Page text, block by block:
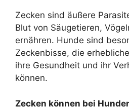
Zecken sind äußere
Blut von Säugetieren,
ernähren. Hunde sind
Zeckenbisse, die
ihre Gesundheit und ihr
können.
Zecken können bei